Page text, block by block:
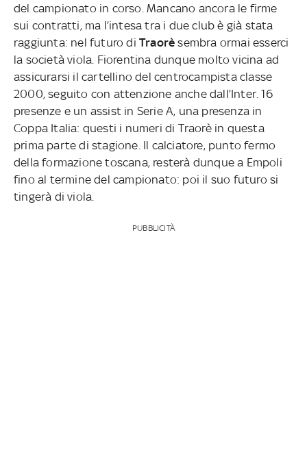
del campionato in corso. Mancano ancora le firme
sui contratti, ma l’intesa tra i due club è già stata
raggiunta: nel futuro di Traorè sembra ormai esserci
la società viola. Fiorentina dunque molto vicina ad
assicurarsi il cartellino del centrocampista classe
2000, seguito con attenzione anche dall’Inter. 16
presenze e un assist in Serie A, una presenza in
Coppa Italia: questi i numeri di Traorè in questa
prima parte di stagione. Il calciatore, punto fermo
della formazione toscana, resterà dunque a Empoli
fino al termine del campionato: poi il suo futuro si
tingerà di viola.
PUBBLICITÀ